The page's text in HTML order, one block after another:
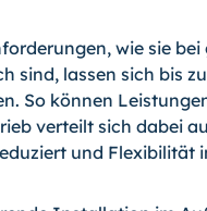
wie sie
sind, lassen sich bis
So können
verteilt sich dabei
und Flexibilität